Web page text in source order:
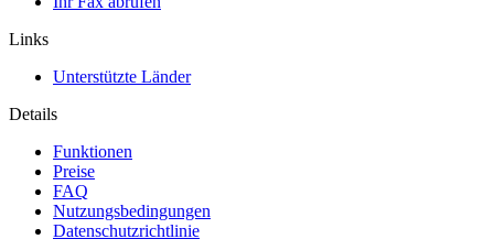
Links
Unterstützte Länder
Details
Funktionen
Preise
FAQ
Nutzungsbedingungen
Datenschutzrichtlinie